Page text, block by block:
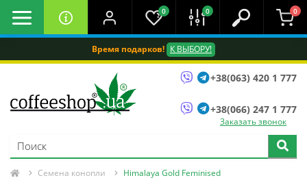
Время подарков! К ВЫБОРУ!
0 0 0
+38(063) 420 1 777
+38(066) 247 1 777
Заказать звонок
Семена конопли Himalaya Gold Feminised